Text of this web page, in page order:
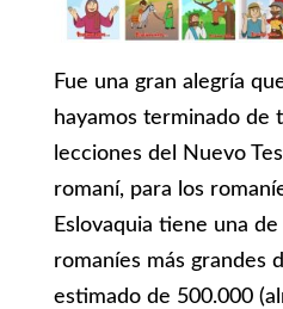
Fue una gran alegría
hayamos terminado de
lecciones del Nuevo
romaní, para los
Eslovaquia tiene una
romaníes más grandes
estimado de 500.000